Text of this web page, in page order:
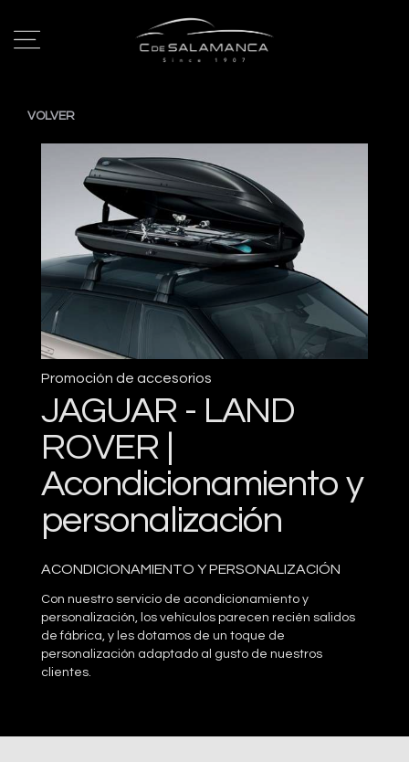
VOLVER
Promoción de accesorios
JAGUAR - LAND
ROVER |
Acondicionamiento y
personalización
ACONDICIONAMIENTO Y PERSONALIZACIÓN
Con nuestro servicio de acondicionamiento y
personalización, los vehículos parecen recién salidos
de fábrica, y les dotamos de un toque de
personalización adaptado al gusto de nuestros
clientes.